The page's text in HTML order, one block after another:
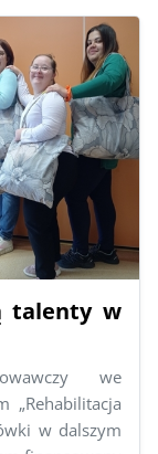
talenty w
we
„Rehabilitacja
w dalszym